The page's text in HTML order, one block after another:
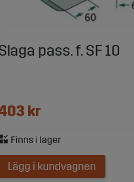
pass. f. SF 10
kr
Lägg i kundvagnen